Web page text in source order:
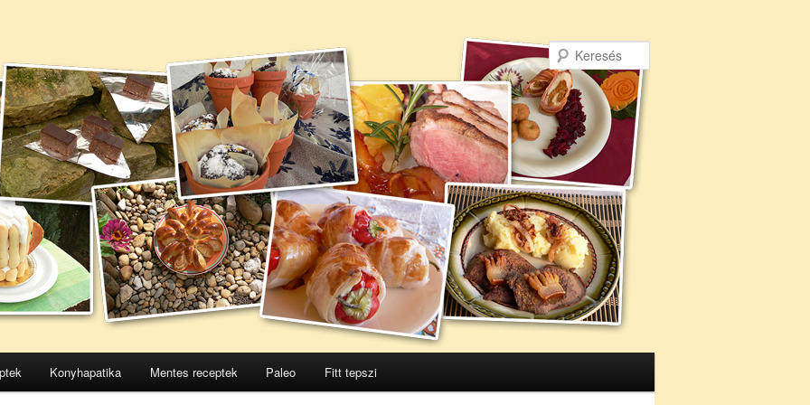
Konyhapatika Mentes receptek Paleo Fitt tepszi